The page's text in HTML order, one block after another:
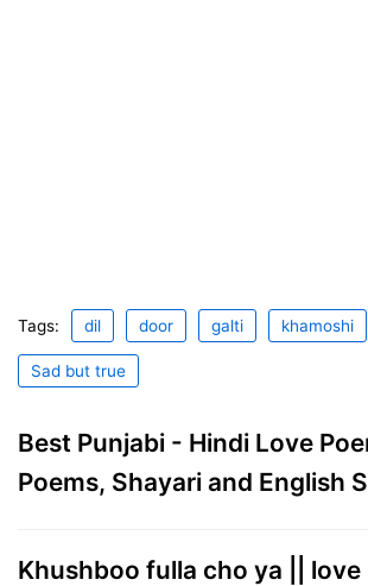
Tags: dil door galti khamoshi
Sad but true
Best Punjabi - Hindi Love
Poems, Shayari and English
Khushboo fulla cho ya || love